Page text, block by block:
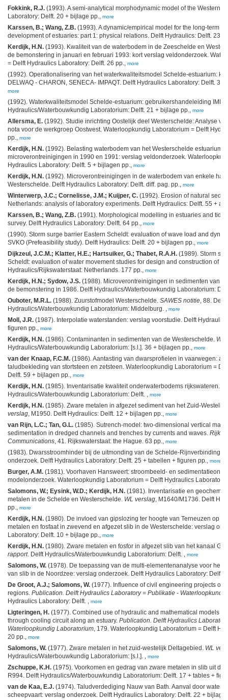
Fokkink, R.J. (1993). A semi-analytical morphodynamic model of the Western-
Laboratory: Delft. 20 + bijlage pp., more
Karssen, B.; Wang, Z.B. (1993). A dynamic/empirical model for the long-term
development of estuaries: part 1: physical relations. Delft Hydraulics: Delft. 23
Kerdijk, H.N. (1993). Kwaliteit van de waterbodem in de Zeeschelde en
de bemonstering in januari en februari 1993: kort verslag veldonderzoek.
= Delft Hydraulics Laboratory: Delft. 26 pp., more
(1992). Operationalisering van het waterkwaliteitsmodel Schelde-estuarium:
DELWAQ - CHARON, SENECA- IMPAQT. Delft Hydraulics Laboratory: Delft. 39
more
(1992). Waterkwaliteitsmodel Schelde-estuarium: gebruikershandeleiding
Hydraulics/Waterbouwkundig Laboratorium: Delft. 21 + bijlage pp., more
Allersma, E. (1992). Studie inrichting Oostelijk deel Westerschelde: Analyse
nota voor de werkgroep Oostwest. Waterloopkundig Laboratorium = Delft
pp., more
Kerdijk, H.N. (1992). Belasting waterbodem van het Westerschelde estuarium
microverontreinigingen in 1990 en 1991: verslag veldonderzoek.
Hydraulics Laboratory: Delft. 5 + bijlagen pp., more
Kerdijk, H.N. (1992). Microverontreinigingen in de waterbodem van enkele
Westerschelde. Delft Hydraulics Laboratory: Delft. diff. pag. pp., more
Winterwerp, J.C.; Cornelisse, J.M.; Kuijper, C. (1992). Erosion of natural
Netherlands: analysis of laboratory experiments. Delft Hydraulics: Delft. 55 +
Karssen, B.; Wang, Z.B. (1991). Morphological modelling in estuaries and tidal
survey. Delft Hydraulics Laboratory: Delft. 64 pp., more
(1990). Storm surge barrier Eastern Scheldt: evaluation of wave load and
SVKO (Prefeasibility study). Delft Hydraulics: Delft. 20 + bijlagen pp., more
Dijkzeul, J.C.M.; Klatter, H.E.; Hartsuiker, G.; Thabet, R.A.H. (1989). Storm
Scheldt: evaluation of water movement studies for design and construction of
Hydraulics/Rijkswaterstaat: Netherlands. 177 pp., more
Kerdijk, H.N.; Sydow, J.S. (1988). Microverontreinigingen in sedimenten van
de bemonstering in 1986. Delft Hydraulics/Waterbouwkundig Laboratorium:
Ouboter, M.R.L. (1988). Zuurstofmodel Westerschelde. SAWES notitie, 88. Delft
Hydraulics/Waterbouwkundig Laboratorium: Middelburg. , more
Moll, J.R. (1987). Interpolatie waterstanden: verslag voorstudie. Delft
figuren pp., more
Kerdijk, H.N. (1986). Contaminanten in sedimenten van de Westerschelde. WL
Hydraulics/Waterbouwkundig Laboratorium: [s.l.]. 36 + bijlagen pp., more
van der Knaap, F.C.M. (1986). Aantasting van dwarsprofielen in vaarwegen:
taludbekleding van stortsteen en zetsteen. Waterloopkundig Laboratorium =
Delft. 59 + bijlagen pp., more
Kerdijk, H.N. (1985). Inventarisatie kwaliteit onderwaterbodems rijkswateren.
Hydraulics/Waterbouwkundig Laboratorium: Delft. , more
Kerdijk, H.N. (1985). Zware metalen in afgezet sediment van het Zuid-
verslag, M1950. Delft Hydraulics: Delft. 12 + bijlagen pp., more
van Rijn, L.C.; Tan, G.L. (1985). Sutrench-model: two-dimensional vertical
sedimentation in dredged channels and trenches by currents and waves.
Communications, 41. Rijkswaterstaat: the Hague. 63 pp., more
(1983). Dwarsstroomhinder bij de uitmonding van de Schelde-Rijnverbinding
onderzoek. Delft Hydraulics Laboratory: Delft. 25 + tabellen + figuren pp., more
Burger, A.M. (1981). Voorhaven Hansweert: stroombeeld- en
modelonderzoek. Waterloopkundig Laboratorium = Delft Hydraulics
Salomons, W.; Eysink, W.D.; Kerdijk, H.N. (1981). Inventarisatie en
metalen in de Schelde en Westerschelde. WL verslag, M1640/M1736. Delft
pp., more
Kerdijk, H.N. (1980). De invloed van gipslozing ter hoogte van Terneuzen op
metalen en fosfaat in zwevend en afgezet slib in de Westerschelde: verslag
Laboratory: Delft. 10 + bijlage pp., more
Kerdijk, H.N. (1980). Zware metalen en fosfor in afgezet slib van het kanaal
rapport. Delft Hydraulics/Waterbouwkundig Laboratorium: Delft. , more
Salomons, W. (1978). De toepassing van de multi-elementenanalyse voor het
van slib in de Noordzee: verslag onderzoek. Delft Hydraulics Laboratory: Delft.
De Groot, A.J.; Salomons, W. (1977). Influence of civil engineering projects on
regions. Publication. Delft Hydraulics Laboratory = Publikatie -
Hydraulics Laboratory: Delft. , more
Ligteringen, H. (1977). Combined use of hydraulic and mathematical models in
through cooling circuit along an estuary. Publication. Delft Hydraulics
Waterloopkundig Laboratorium, 179. Waterloopkundig Laboratorium = Delft
20 pp., more
Salomons, W. (1977). Zware metalen in het zuid-westelijk Deltagebied. WL
Hydraulics/Waterbouwkundig Laboratorium: [s.l.]. , more
Zschuppe, K.H. (1975). Voorkomen en gedrag van zware metalen in slib uit de
R994. Delft Hydraulics/Waterbouwkundig Laboratorium: Delft. 17 + tables +
van de Kaa, E.J. (1974). Taludverdediging Nauw van Bath. Aanval door
scheepvaart: verslag onderzoek. Delft Hydraulics Laboratory: Delft. 22 +